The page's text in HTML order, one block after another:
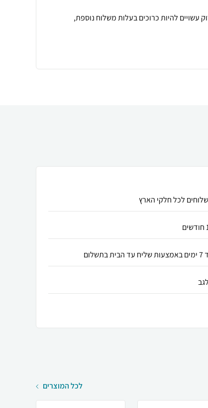
עשויים להיות כרוכים בעלות משלוח נוספת,
לכל חלקי הארץ
בתשלום
לכל המוצרים